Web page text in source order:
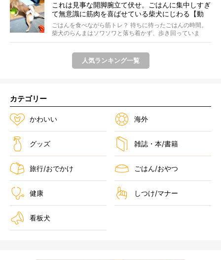
これは見事な開脚腕立て伏せ。ごはんに集中しすぎ
て無意識に筋肉を喜ばせている柴犬にじわる【動
画】
ごはんを食べながら筋トレ？ 待ちに待ったごはんの時間。
柴犬のらんまはソワソワと落ち着かず、歩き回っていま
す。き...
人気ランキング一覧
カテゴリー
かわいい 海外
グッズ 雑誌・本/書籍
旅行/おでかけ ごはん/おやつ
健康 しつけ/マナー
看板犬